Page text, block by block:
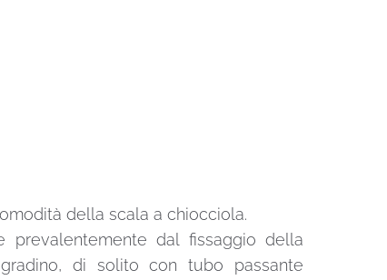
della scala a chiocciola.
dal fissaggio della
di solito con tubo passante